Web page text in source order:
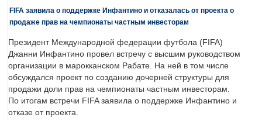
FIFA заявила о поддержке Инфантино и отказалась от проекта о
продаже прав на чемпионаты частным инвесторам
Президент Международной федерации футбола (FIFA)
Джанни Инфантино провел встречу с высшим руководством
организации в марокканском Рабате. На ней в том числе
обсуждался проект по созданию дочерней структуры для
продажи доли прав на чемпионаты частным инвесторам.
По итогам встречи FIFA заявила о поддержке Инфантино и
отказе от проекта.